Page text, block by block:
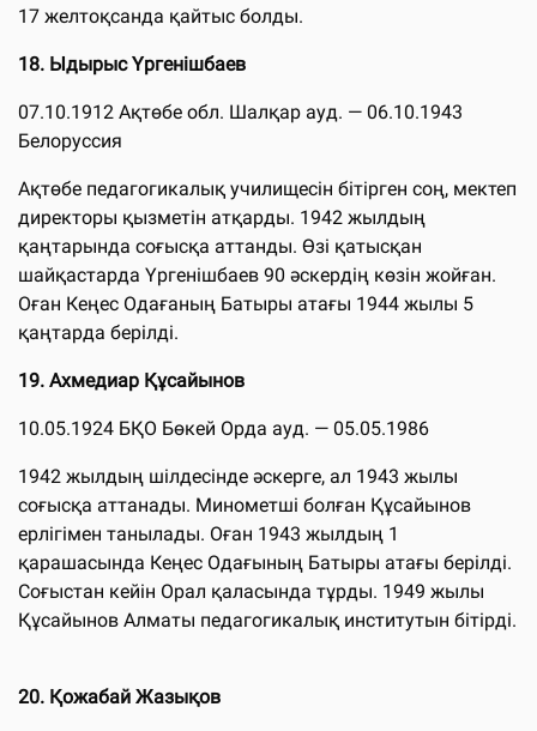
17 желтоқсанда қайтыс болды.
18. Ыдырыс Үргенішбаев
07.10.1912 Ақтөбе обл. Шалқар ауд. — 06.10.1943
Белоруссия
Ақтөбе педагогикалық училищесін бітірген соң, мектеп
директоры қызметін атқарды. 1942 жылдың
қаңтарында соғысқа аттанды. Өзі қатысқан
шайқастарда Үргенішбаев 90 әскердің көзін жойған.
Оған Кеңес Одағаның Батыры атағы 1944 жылы 5
қаңтарда берілді.
19. Ахмедиар Құсайынов
10.05.1924 БҚО Бөкей Орда ауд. — 05.05.1986
1942 жылдың шілдесінде әскерге, ал 1943 жылы
соғысқа аттанады. Минометші болған Құсайынов
ерлігімен танылады. Оған 1943 жылдың 1
қарашасында Кеңес Одағының Батыры атағы берілді.
Соғыстан кейін Орал қаласында тұрды. 1949 жылы
Құсайынов Алматы педагогикалық институтын бітірді.
20. Қожабай Жазықов